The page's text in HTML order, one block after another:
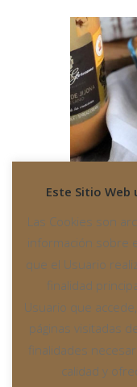
Hoy os
receta
como
Una
que la
por su
Este Sitio Web
Las Cookies son
información sobre
que el Usuario
finalidad
Usuario que
páginas visitadas
finalidades
calidad y